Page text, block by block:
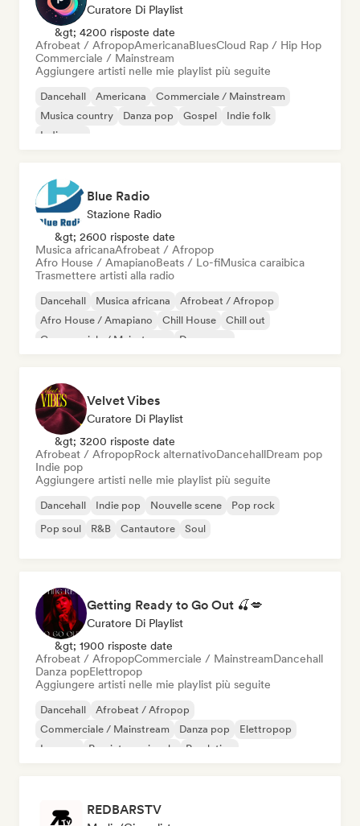
Curatore Di Playlist
&gt; 4200 risposte date
Afrobeat / AfropopAmericanaBluesCloud Rap / Hip Hop
Commerciale / Mainstream
Aggiungere artisti nelle mie playlist più seguite
Dancehall Americana
Commerciale / Mainstream
Musica country
Danza pop Gospel
Indie folk
Indie pop
Blue Radio
Stazione Radio
&gt; 2600 risposte date
Musica africanaAfrobeat / Afropop
Afro House / AmapianoBeats / Lo-fiMusica caraibica
Trasmettere artisti alla radio
Dancehall Musica africana
Afrobeat / Afropop
Afro House / Amapiano
Chill House
Chill out
Commerciale / Mainstream
Danza pop
Velvet Vibes
Curatore Di Playlist
&gt; 3200 risposte date
Afrobeat / AfropopRock alternativoDancehallDream pop
Indie pop
Aggiungere artisti nelle mie playlist più seguite
Dancehall Indie pop Nouvelle scene
Pop rock
Pop soul
R&B Cantautore Soul
Getting Ready to Go Out 🍒💋
Curatore Di Playlist
&gt; 1900 risposte date
Afrobeat / AfropopCommerciale / MainstreamDancehall
Danza popElettropop
Aggiungere artisti nelle mie playlist più seguite
Dancehall
Afrobeat / Afropop
Commerciale / Mainstream
Danza pop
Elettropop
Iperpop
Pop internazionale Pop latino
REDBARSTV